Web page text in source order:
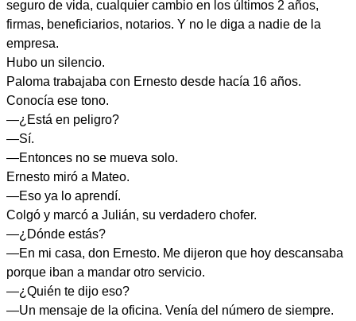
seguro de vida, cualquier cambio en los últimos 2 años,
firmas, beneficiarios, notarios. Y no le diga a nadie de la
empresa.
Hubo un silencio.
Paloma trabajaba con Ernesto desde hacía 16 años.
Conocía ese tono.
—¿Está en peligro?
—Sí.
—Entonces no se mueva solo.
Ernesto miró a Mateo.
—Eso ya lo aprendí.
Colgó y marcó a Julián, su verdadero chofer.
—¿Dónde estás?
—En mi casa, don Ernesto. Me dijeron que hoy descansaba
porque iban a mandar otro servicio.
—¿Quién te dijo eso?
—Un mensaje de la oficina. Venía del número de siempre.